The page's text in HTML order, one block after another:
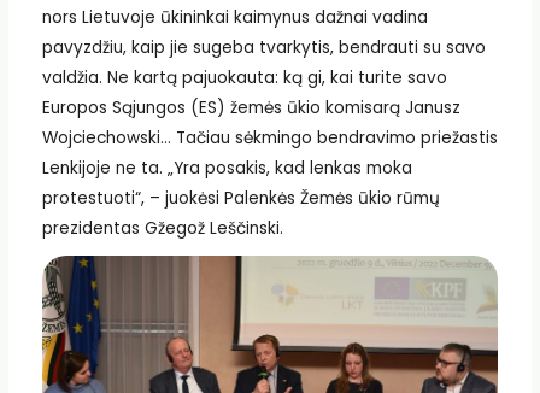
nors Lietuvoje ūkininkai kaimynus dažnai vadina
pavyzdžiu, kaip jie sugeba tvarkytis, bendrauti su savo
valdžia. Ne kartą pajuokauta: ką gi, kai turite savo
Europos Sąjungos (ES) žemės ūkio komisarą Janusz
Wojciechowski… Tačiau sėkmingo bendravimo priežastis
Lenkijoje ne ta. „Yra posakis, kad lenkas moka
protestuoti“, – juokėsi Palenkės Žemės ūkio rūmų
prezidentas Gžegož Leščinski.